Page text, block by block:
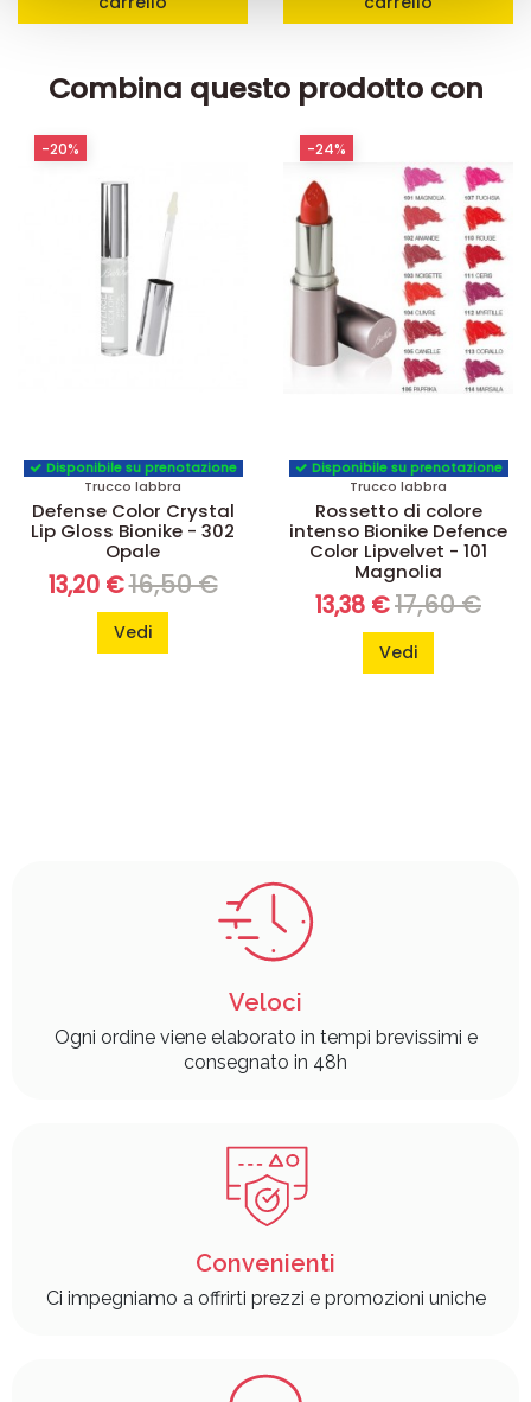
raccolto dal suo utilizzo dei loro servizi.
Combina questo prodotto con
Disponibile su prenotazione
Trucco labbra
Defense Color Crystal
Lip Gloss Bionike - 302
Opale
13,20 €16,50 €
Vedi
-20%
Disponibile su prenotazione
Trucco labbra
Rossetto di colore
intenso Bionike Defence
Color Lipvelvet - 101
Magnolia
13,38 €17,60 €
Vedi
-24%
Veloci
Ogni ordine viene elaborato in tempi brevissimi e
consegnato in 48h
Convenienti
Ci impegniamo a offrirti prezzi e promozioni uniche